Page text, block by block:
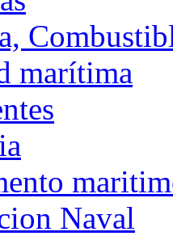
marítima
Naval